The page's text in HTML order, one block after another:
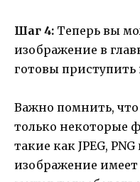
Шаг 4: Теперь вы
изображение в
готовы приступить
Важно помнить,
только некоторые
такие как JPEG,
изображение